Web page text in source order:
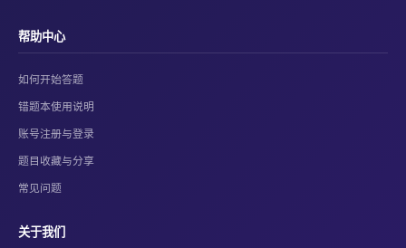
帮助中心
如何开始答题
错题本使用说明
账号注册与登录
题目收藏与分享
常见问题
关于我们